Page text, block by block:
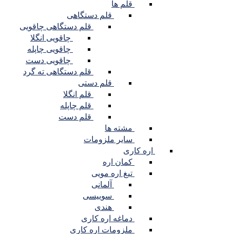
قلم ها
قلم دستگاهی
قلم دستگاهی چاقویی
چاقویی انگلا
چاقویی چاپله
چاقویی دست
قلم دستگاهی ته گرد
قلم دستی
قلم انگلا
قلم چاپله
قلم دست
مشته ها
سایر ملزومات
اره کاری
کمان اره
تیغ اره مویی
آلمانی
سوییسی
هندی
دماغه اره کاری
ملزومات اره کاری